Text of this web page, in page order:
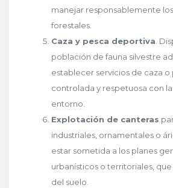
manejar responsablemente
forestales.
Caza y pesca deportiva.
población de fauna silvestre
establecer servicios de caza
controlada y respetuosa con
entorno.
Explotación de canteras
industriales, ornamentales o
estar sometida a los planes
urbanísticos o territoriales,
del suelo.